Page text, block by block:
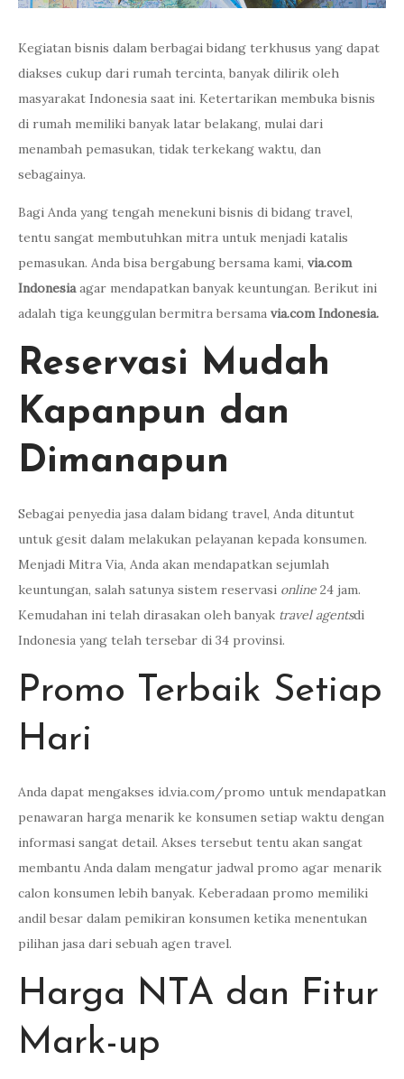
Kegiatan bisnis dalam berbagai bidang terkhusus yang dapat
diakses cukup dari rumah tercinta, banyak dilirik oleh
masyarakat Indonesia saat ini. Ketertarikan membuka bisnis
di rumah memiliki banyak latar belakang, mulai dari
menambah pemasukan, tidak terkekang waktu, dan
sebagainya.
Bagi Anda yang tengah menekuni bisnis di bidang travel,
tentu sangat membutuhkan mitra untuk menjadi katalis
pemasukan. Anda bisa bergabung bersama kami, via.com
Indonesiaagar mendapatkan banyak keuntungan. Berikut ini
adalah tiga keunggulan bermitra bersama via.com Indonesia.
Reservasi Mudah
Kapanpun dan
Dimanapun
Sebagai penyedia jasa dalam bidang travel, Anda dituntut
untuk gesit dalam melakukan pelayanan kepada konsumen.
Menjadi Mitra Via, Anda akan mendapatkan sejumlah
keuntungan, salah satunya sistem reservasi online 24 jam.
Kemudahan ini telah dirasakan oleh banyak travel agentsdi
Indonesia yang telah tersebar di 34 provinsi.
Promo Terbaik Setiap
Hari
Anda dapat mengakses id.via.com/promo untuk mendapatkan
penawaran harga menarik ke konsumen setiap waktu dengan
informasi sangat detail. Akses tersebut tentu akan sangat
membantu Anda dalam mengatur jadwal promo agar menarik
calon konsumen lebih banyak. Keberadaan promo memiliki
andil besar dalam pemikiran konsumen ketika menentukan
pilihan jasa dari sebuah agen travel.
Harga NTA dan Fitur
Mark-up